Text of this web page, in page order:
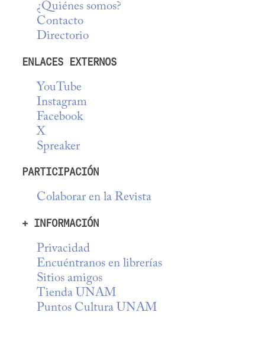
¿Quiénes somos?
Contacto
Directorio
ENLACES EXTERNOS
YouTube
Instagram
Facebook
X
Spreaker
PARTICIPACIÓN
Colaborar en la Revista
+ INFORMACIÓN
Privacidad
Encuéntranos en librerías
Sitios amigos
Tienda UNAM
Puntos Cultura UNAM